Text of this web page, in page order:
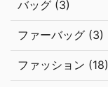
バッグ (3)
ファーバッグ (3)
ファッション (18)